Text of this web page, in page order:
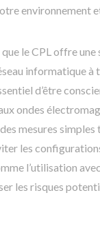
environnement
que le CPL offre
informatique à
d’être
ondes
mesures
les
l’utilisation
les risques